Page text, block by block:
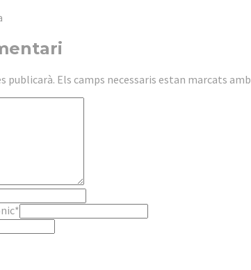
publicarà. Els camps necessaris estan marcats amb
*